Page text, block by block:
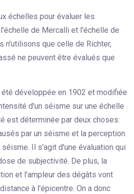
échelles pour évaluer les
de Mercalli et l'échelle de
n'utilisons que celle de Richter,
ne peuvent être évalués que
été développée en 1902 et modifiée
d'un séisme sur une échelle
est déterminée par deux choses:
par un séisme et la perception
Il s'agit d'une évaluation qui
de subjectivité. De plus, la
et l'ampleur des dégâts vont
à l'épicentre. On a donc